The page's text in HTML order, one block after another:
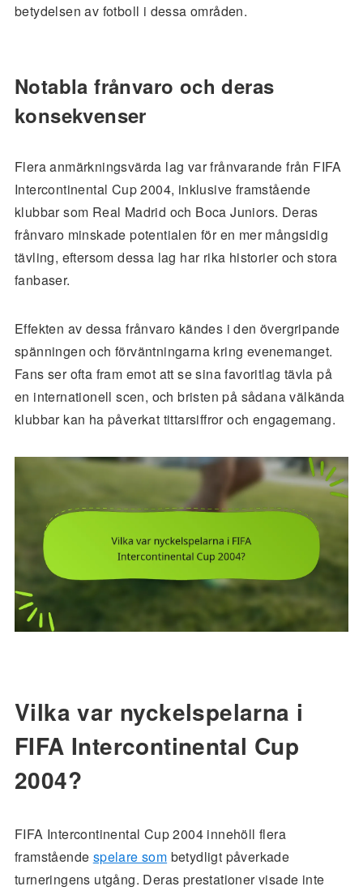
betydelsen av fotboll i dessa områden.
Notabla frånvaro och deras
konsekvenser
Flera anmärkningsvärda lag var frånvarande från FIFA
Intercontinental Cup 2004, inklusive framstående
klubbar som Real Madrid och Boca Juniors. Deras
frånvaro minskade potentialen för en mer mångsidig
tävling, eftersom dessa lag har rika historier och stora
fanbaser.
Effekten av dessa frånvaro kändes i den övergripande
spänningen och förväntningarna kring evenemanget.
Fans ser ofta fram emot att se sina favoritlag tävla på
en internationell scen, och bristen på sådana välkända
klubbar kan ha påverkat tittarsiffror och engagemang.
Vilka var nyckelspelarna i
FIFA Intercontinental Cup
2004?
FIFA Intercontinental Cup 2004 innehöll flera
framstående spelare som betydligt påverkade
turneringens utgång. Deras prestationer visade inte